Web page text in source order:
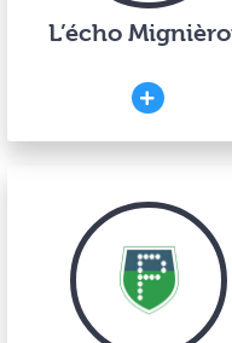
L’écho